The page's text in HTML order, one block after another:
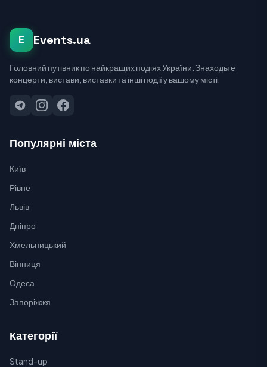
E Events.ua
Головний путівник по найкращих подіях України. Знаходьте
концерти, вистави, виставки та інші події у вашому місті.
Популярні міста
Київ
Рівне
Львів
Дніпро
Хмельницький
Вінниця
Одеса
Запоріжжя
Категорії
Stand-up